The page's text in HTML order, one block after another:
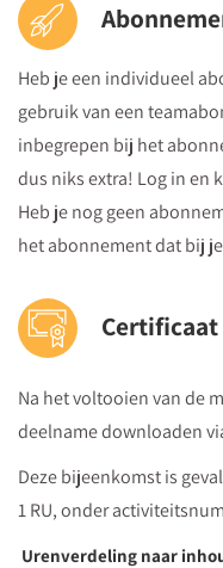
Heb je een individueel
gebruik van een
inbegrepen bij het
dus niks extra! Log in en
Heb je nog geen
het abonnement dat bij
Certificaat
Na het voltooien van de
deelname downloaden
Deze bijeenkomst is
1 RU, onder
Urenverdeling naar